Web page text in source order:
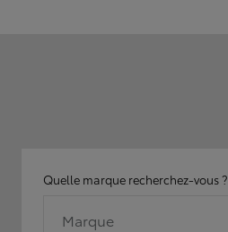
Quelle marque recherchez-vous ?
Marque